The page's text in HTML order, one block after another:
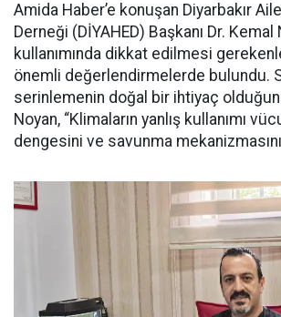
Amida Haber’e konuşan Diyarbakır
Derneği (DİYAHED) Başkanı Dr.
kullanımında dikkat edilmesi
önemli değerlendirmelerde bulundu.
serinlemenin doğal bir ihtiyaç
Noyan, “Klimaların yanlış kullanımı
dengesini ve savunma